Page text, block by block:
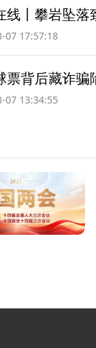
线丨攀岩坠落
07 17:57:18
票背后藏诈骗
07 13:34:55